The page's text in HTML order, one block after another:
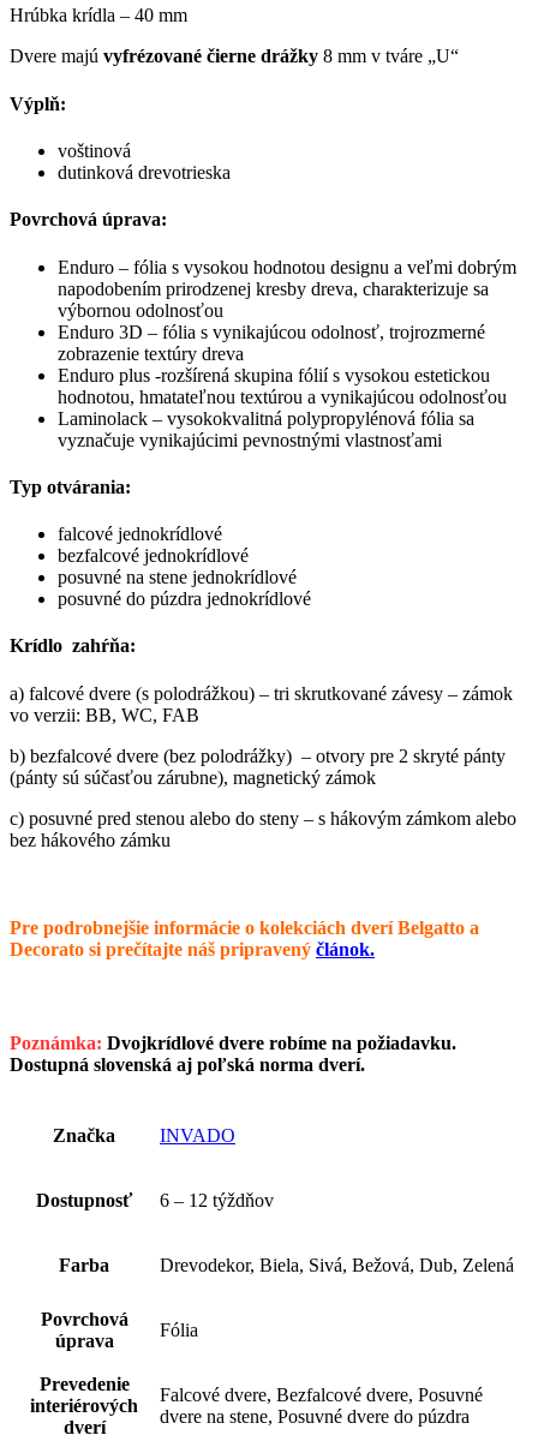
Hrúbka krídla – 40 mm
Dvere majú vyfrézované čierne drážky 8 mm v tváre „U“
Výplň:
voštinová
dutinková drevotrieska
Povrchová úprava:
Enduro – fólia s vysokou hodnotou designu a veľmi dobrým
napodobením prirodzenej kresby dreva, charakterizuje sa
výbornou odolnosťou
Enduro 3D – fólia s vynikajúcou odolnosť, trojrozmerné
zobrazenie textúry dreva
Enduro plus -rozšírená skupina fólií s vysokou estetickou
hodnotou, hmatateľnou textúrou a vynikajúcou odolnosťou
Laminolack – vysokokvalitná polypropylénová fólia sa
vyznačuje vynikajúcimi pevnostnými vlastnosťami
Typ otvárania:
falcové jednokrídlové
bezfalcové jednokrídlové
posuvné na stene jednokrídlové
posuvné do púzdra jednokrídlové
Krídlo zahŕňa:
a) falcové dvere (s polodrážkou) – tri skrutkované závesy – zámok
vo verzii: BB, WC, FAB
b) bezfalcové dvere (bez polodrážky) – otvory pre 2 skryté pánty
(pánty sú súčasťou zárubne), magnetický zámok
c) posuvné pred stenou alebo do steny – s hákovým zámkom alebo
bez hákového zámku
Pre podrobnejšie informácie o kolekciách dverí Belgatto a
Decorato si prečítajte náš pripravený článok.
Poznámka: Dvojkrídlové dvere robíme na požiadavku.
Dostupná slovenská aj poľská norma dverí.
Značka INVADO
Dostupnosť 6 – 12 týždňov
Farba Drevodekor, Biela, Sivá, Bežová, Dub, Zelená
Povrchová
úprava
Fólia
Prevedenie
interiérových
dverí
Falcové dvere, Bezfalcové dvere, Posuvné
dvere na stene, Posuvné dvere do púzdra